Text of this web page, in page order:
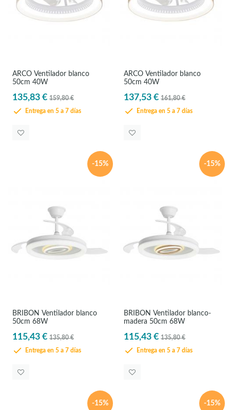
ARCO Ventilador blanco
50cm 40W
135,83 € 159,80 €
Entrega en 5 a 7 días
ARCO Ventilador blanco
50cm 40W
137,53 € 161,80 €
Entrega en 5 a 7 días
-15%
BRIBÓN Ventilador blanco
50cm 68W
115,43 € 135,80 €
Entrega en 5 a 7 días
-15%
BRIBÓN Ventilador blanco-
madera 50cm 68W
115,43 € 135,80 €
Entrega en 5 a 7 días
-15% -15%